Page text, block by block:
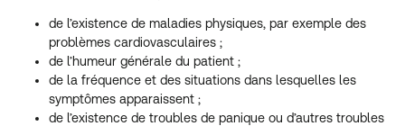
de l’existence de maladies physiques, par exemple des
problèmes cardiovasculaires ;
de l’humeur générale du patient ;
de la fréquence et des situations dans lesquelles les
symptômes apparaissent ;
de l’existence de troubles de panique ou d’autres troubles